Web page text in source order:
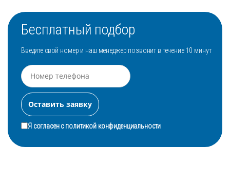
Бесплатный подбор
Введите свой номер и наш менеджер позвонит в течение 10 минут
Я согласен сполитикой конфиденциальности